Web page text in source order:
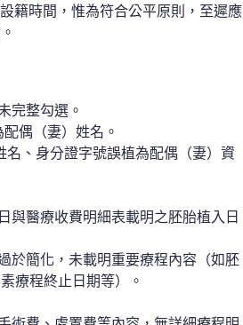
籍時間，惟為符合公平原則，至遲應
整勾選。
偶（妻）姓名。
、身分證字號誤植為配偶（妻）資
醫療收費明細表載明之胚胎植入日
簡化，未載明重要療程內容（如胚
療程終止日期等）。